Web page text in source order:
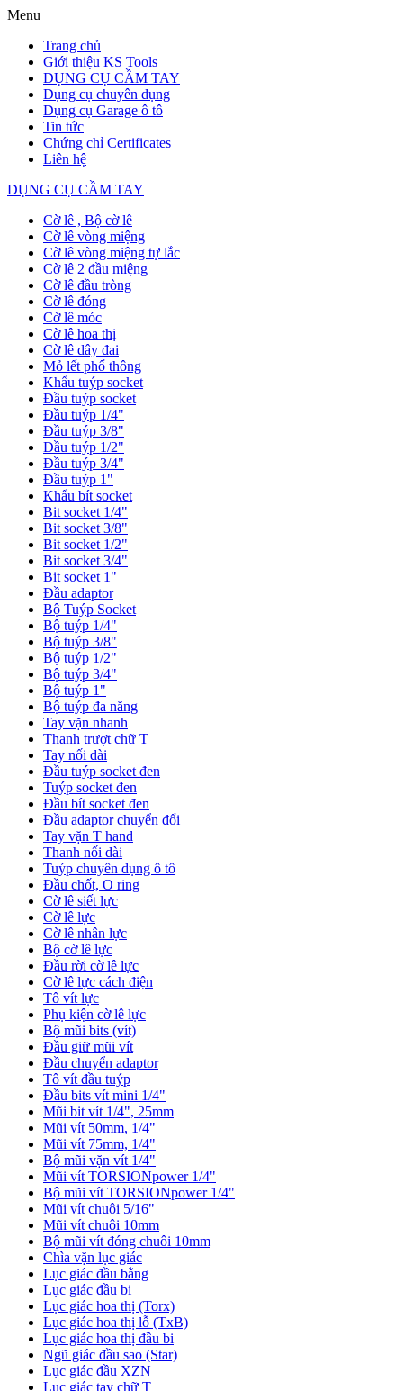
Menu
Trang chủ
Giới thiệu KS Tools
DỤNG CỤ CẦM TAY
Dụng cụ chuyên dụng
Dụng cụ Garage ô tô
Tin tức
Chứng chỉ Certificates
Liên hệ
DỤNG CỤ CẦM TAY
Cờ lê , Bộ cờ lê
Cờ lê vòng miệng
Cờ lê vòng miệng tự lắc
Cờ lê 2 đầu miệng
Cờ lê đầu tròng
Cờ lê đóng
Cờ lê móc
Cờ lê hoa thị
Cờ lê dây đai
Mỏ lết phổ thông
Khẩu tuýp socket
Đầu tuýp socket
Đầu tuýp 1/4"
Đầu tuýp 3/8"
Đầu tuýp 1/2"
Đầu tuýp 3/4"
Đầu tuýp 1"
Khẩu bít socket
Bit socket 1/4"
Bit socket 3/8"
Bit socket 1/2"
Bit socket 3/4"
Bit socket 1"
Đầu adaptor
Bộ Tuýp Socket
Bộ tuýp 1/4"
Bộ tuýp 3/8"
Bộ tuýp 1/2"
Bộ tuýp 3/4"
Bộ tuýp 1"
Bộ tuýp đa năng
Tay vặn nhanh
Thanh trượt chữ T
Tay nối dài
Đầu tuýp socket đen
Tuýp socket đen
Đầu bít socket đen
Đầu adaptor chuyển đổi
Tay vặn T hand
Thanh nối dài
Tuýp chuyên dụng ô tô
Đầu chốt, O ring
Cờ lê siết lực
Cờ lê lực
Cờ lê nhân lực
Bộ cờ lê lực
Đầu rời cờ lê lực
Cờ lê lực cách điện
Tô vít lực
Phụ kiện cờ lê lực
Bộ mũi bits (vít)
Đầu giữ mũi vít
Đầu chuyển adaptor
Tô vít đầu tuýp
Đầu bits vít mini 1/4"
Mũi bit vít 1/4", 25mm
Mũi vít 50mm, 1/4"
Mũi vít 75mm, 1/4"
Bộ mũi vặn vít 1/4"
Mũi vít TORSIONpower 1/4"
Bộ mũi vít TORSIONpower 1/4"
Mũi vít chuôi 5/16"
Mũi vít chuôi 10mm
Bộ mũi vít đóng chuôi 10mm
Chìa vặn lục giác
Lục giác đầu bằng
Lục giác đầu bi
Lục giác hoa thị (Torx)
Lục giác hoa thị lỗ (TxB)
Lục giác hoa thị đầu bi
Ngũ giác đầu sao (Star)
Lục giác đầu XZN
Lục giác tay chữ T